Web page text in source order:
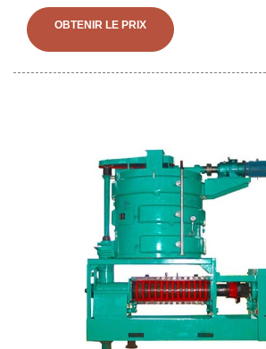
prétraitement des graines oléagineuses. Avec
d'automatisation, notre machine de raffinage du
OBTENIR LE PRIX